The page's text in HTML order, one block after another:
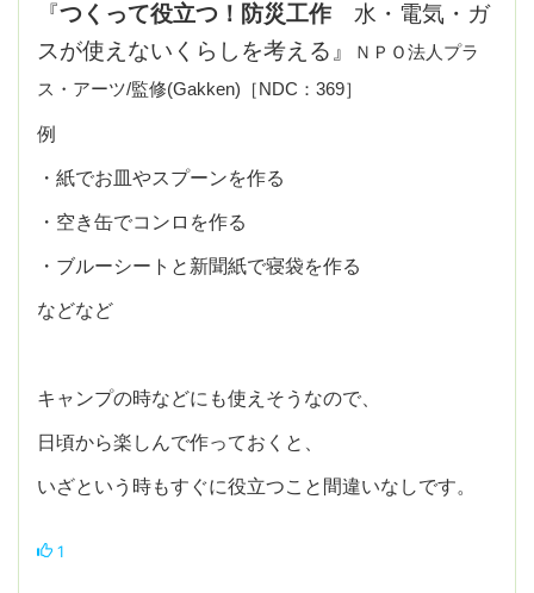
『つくって役立つ！防災工作 水・電気・ガ
スが使えないくらしを考える』
ＮＰＯ法人プラ
ス・アーツ/監修(Gakken)［NDC：369］
例
・紙でお皿やスプーンを作る
・空き缶でコンロを作る
・ブルーシートと新聞紙で寝袋を作る
などなど
キャンプの時などにも使えそうなので、
日頃から楽しんで作っておくと、
いざという時もすぐに役立つこと間違いなしです。
1